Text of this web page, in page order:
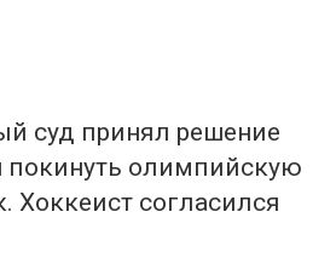
суд принял решение
покинуть олимпийскую
Хоккеист согласился